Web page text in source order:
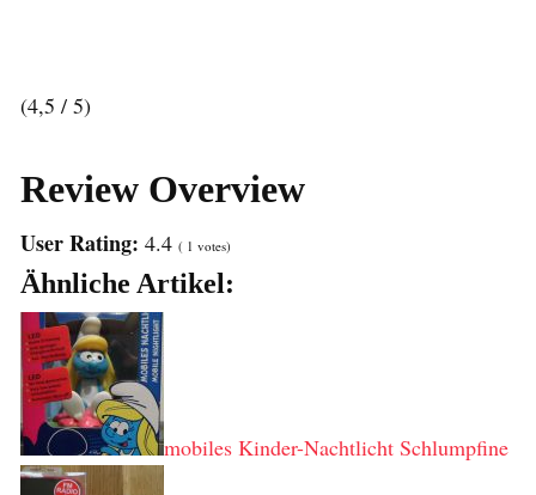
(4,5 / 5)
Review Overview
User Rating: 4.4 ( 1 votes)
Ähnliche Artikel:
mobiles Kinder-Nachtlicht Schlumpfine